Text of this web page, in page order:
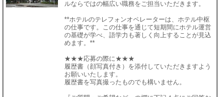
ルならではの幅広い職務をご担当いただきます。
**ホテルのテレフォンオペレーターは、ホテル中枢
の仕事です。この仕事を通じて短期間にホテル運営
の基礎が学べ、語学力も著しく向上することが見込
めます。**
★★★応募の際に★★★
履歴書（顔写真付き）を添付していただきますよう
お願いいたします。
履歴書を写真撮ったものでも構いません。